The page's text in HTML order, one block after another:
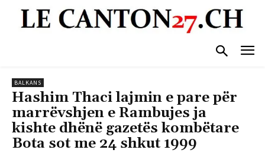
BALKANS
Hashim Thaci lajmin e pare për
marrëvshjen e Rambujes ja
kishte dhënë gazetës kombëtare
Bota sot me 24 shkut 1999